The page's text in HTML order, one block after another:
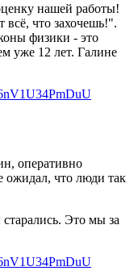
нашей работы!
что захочешь!".
физики - это
уже 12 лет. Галине
оперативно
ожидал, что люди так
Это мы за